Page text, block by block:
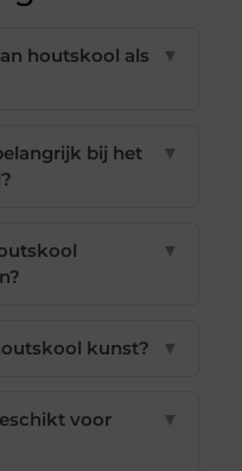
houtskool als
▼
bij het
▼
▼
kunst? ▼
voor
▼